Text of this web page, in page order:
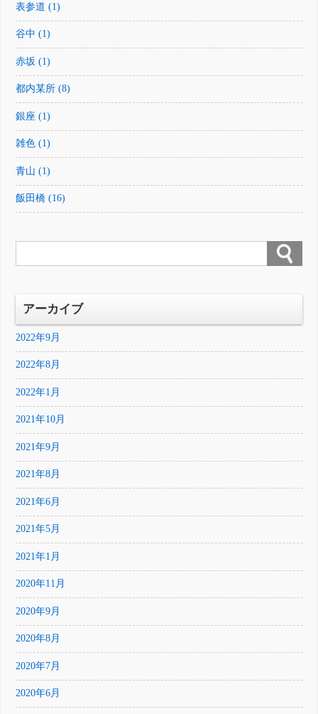
表参道 (1)
谷中 (1)
赤坂 (1)
都内某所 (8)
銀座 (1)
雑色 (1)
青山 (1)
飯田橋 (16)
アーカイブ
2022年9月
2022年8月
2022年1月
2021年10月
2021年9月
2021年8月
2021年6月
2021年5月
2021年1月
2020年11月
2020年9月
2020年8月
2020年7月
2020年6月